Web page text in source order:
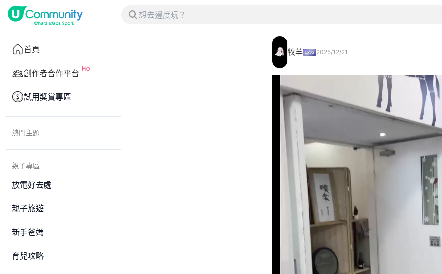
首頁
創作者合作平台
試用獎賞專區
熱門主題
親子專區
放電好去處
親子旅遊
新手爸媽
育兒攻略
牧羊 2025/12/21